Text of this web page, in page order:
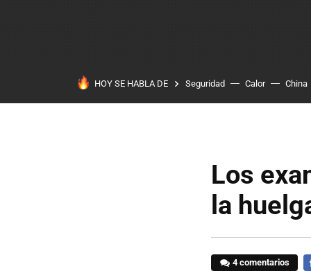
HOY SE HABLA DE Seguridad Calor China
Los
la
4 comentarios